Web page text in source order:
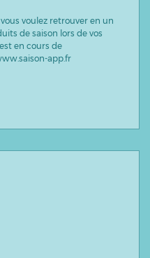
voulez retrouver en un
de saison lors de vos
en cours de
app.fr